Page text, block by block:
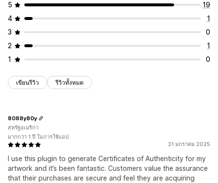
5
19
4
1
3
0
2
1
1
0
เขียนรีวิว รีวิวทั้งหมด
31 มกราคม 2025
I use this plugin to generate Certificates of Authenticity for my
artwork and it’s been fantastic. Customers value the assurance
that their purchases are secure and feel they are acquiring
8088y80y
สหรัฐอเมริกา
มากกว่า 1 ปี ในการใช้แอป